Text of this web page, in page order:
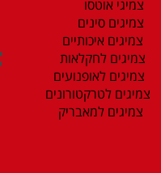
צמיגי אוטסו
צמיגים סינים
צמיגים איכותיים
צמיגים לחקלאות
צמיגים לאופנועים
צמיגים לטרקטורונים
צמיגים למאבריק